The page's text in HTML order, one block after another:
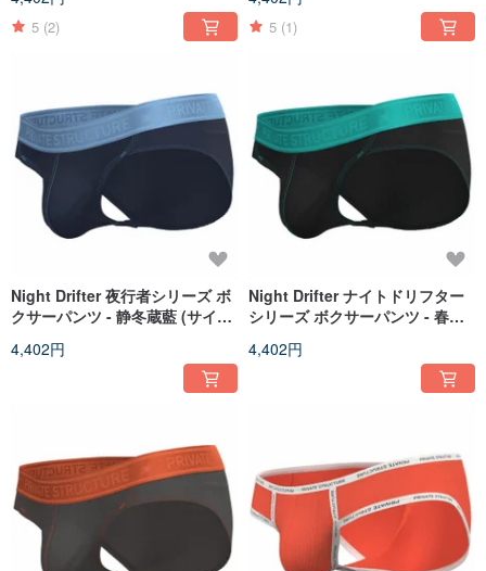
5 (2) 5 (1)
Night Drifter 夜行者シリーズ ボ
クサーパンツ - 静冬蔵藍 (サイレ
4,402円
Night Drifter ナイトドリフター
シリーズ ボクサーパンツ - 春暁
4,402円